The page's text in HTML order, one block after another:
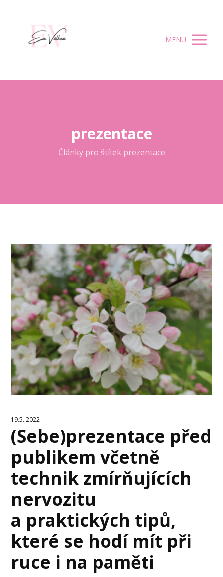
MENU
prezentace
Články pro štítek prezentace
19.5. 2022
(Sebe)prezentace před
publikem včetně
technik zmírňujících
nervozitu
a praktických tipů,
které se hodí mít při
ruce i na paměti